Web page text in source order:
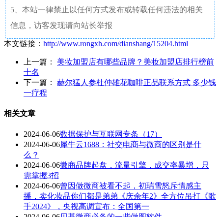
5、本站一律禁止以任何方式发布或转载任何违法的相关
信息，访客发现请向站长举报
本文链接： http://www.rongxh.com/dianshang/15204.html
上一篇： 美妆加盟店有哪些品牌？美妆加盟店排行榜前
十名
下一篇： 赫尔猛人参杜仲雄花咖啡正品联系方式 多少钱
一疗程
相关文章
2024-06-06数据保护与互联网专条（17）
2024-06-06犀牛云1688：社交电商与微商的区别是什
么？
2024-06-06微商品牌起盘，流量引擎，成交率暴增，只
需掌握3招
2024-06-06曾因做微商被看不起，初瑞雪怒斥情感主
播，卖化妆品你们都是弟弟《庆余年2》全方位吊打《歌
手2024》，央视高调宣布：全国第一